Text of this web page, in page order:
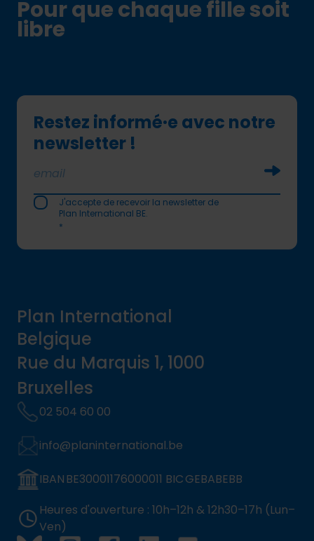
Pour que chaque fille soit
libre
Restez informé·e avec notre
newsletter !
J'accepte de recevoir la newsletter de
Plan International BE.
*
Plan International
Belgique
Rue du Marquis 1, 1000
Bruxelles
02 504 60 00
info@planinternational.be
IBAN BE30001176000011 BIC GEBABEBB
Heures d'ouverture : 10h–12h & 12h30–17h (Lun–
Ven)